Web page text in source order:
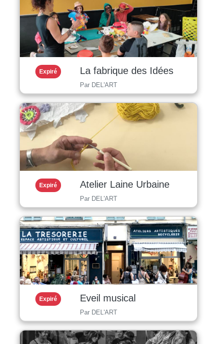
Expiré La fabrique des Idées
Par DEL'ART
Expiré Atelier Laine Urbaine
Par DEL'ART
Expiré Eveil musical
Par DEL'ART